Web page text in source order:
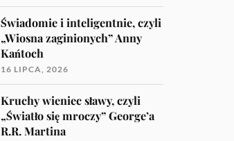
Świadomie i inteligentnie, czyli
„Wiosna zaginionych” Anny
Kańtoch
16 LIPCA, 2026
Kruchy wieniec sławy, czyli
„Światło się mroczy” George’a
R.R. Martina